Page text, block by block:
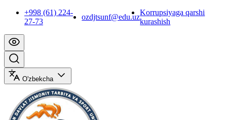
+998 (61) 224-
27-73
ozdjtsunf@edu.uz
Korrupsiyaga qarshi
kurashish
O'zbekcha